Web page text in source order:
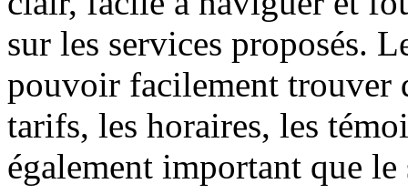
sur les services proposés.
pouvoir facilement trouver
tarifs, les horaires, les
également important que